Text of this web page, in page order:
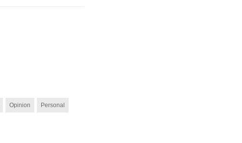
Opinion Personal